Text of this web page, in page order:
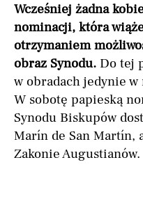
Wcześniej żadna
nominacji, która
otrzymaniem
obraz Synodu. Do tej
w obradach jedynie
W sobotę papieską
Synodu Biskupów
Marín de San Martín,
Zakonie Augustianów.